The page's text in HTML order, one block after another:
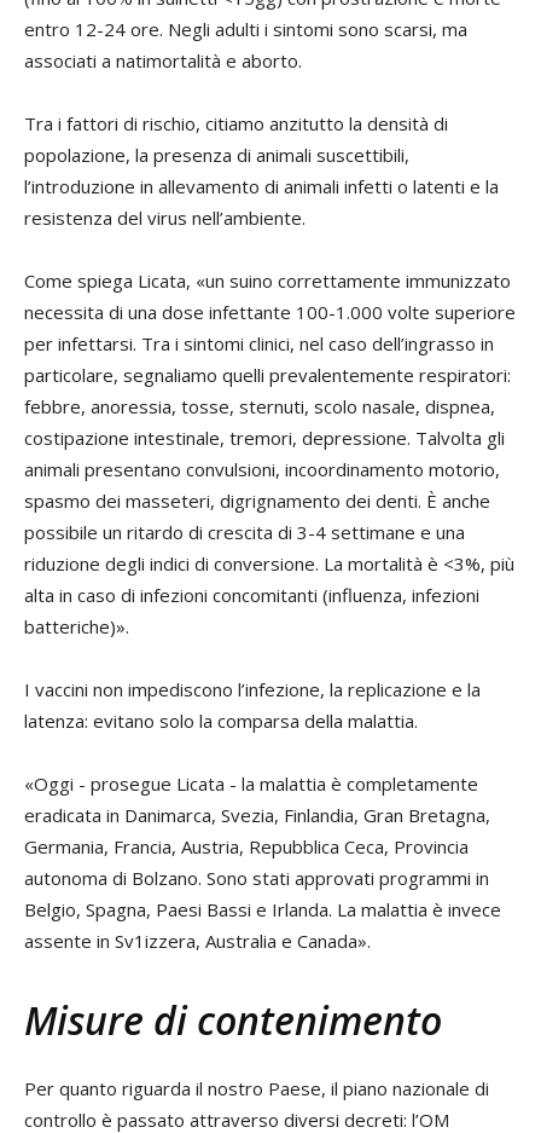
entro 12-24 ore. Negli adulti i sintomi sono scarsi, ma
associati a natimortalità e aborto.
Tra i fattori di rischio, citiamo anzitutto la densità di
popolazione, la presenza di animali suscettibili,
l’introduzione in allevamento di animali infetti o latenti e la
resistenza del virus nell’ambiente.
Come spiega Licata, «un suino correttamente immunizzato
necessita di una dose infettante 100-1.000 volte superiore
per infettarsi. Tra i sintomi clinici, nel caso dell’ingrasso in
particolare, segnaliamo quelli prevalentemente respiratori:
febbre, anoressia, tosse, sternuti, scolo nasale, dispnea,
costipazione intestinale, tremori, depressione. Talvolta gli
animali presentano convulsioni, incoordinamento motorio,
spasmo dei masseteri, digrignamento dei denti. È anche
possibile un ritardo di crescita di 3-4 settimane e una
riduzione degli indici di conversione. La mortalità è <3%, più
alta in caso di infezioni concomitanti (influenza, infezioni
batteriche)».
I vaccini non impediscono l’infezione, la replicazione e la
latenza: evitano solo la comparsa della malattia.
«Oggi - prosegue Licata - la malattia è completamente
eradicata in Danimarca, Svezia, Finlandia, Gran Bretagna,
Germania, Francia, Austria, Repubblica Ceca, Provincia
autonoma di Bolzano. Sono stati approvati programmi in
Belgio, Spagna, Paesi Bassi e Irlanda. La malattia è invece
assente in Sv1izzera, Australia e Canada».
Misure di contenimento
Per quanto riguarda il nostro Paese, il piano nazionale di
controllo è passato attraverso diversi decreti: l’OM